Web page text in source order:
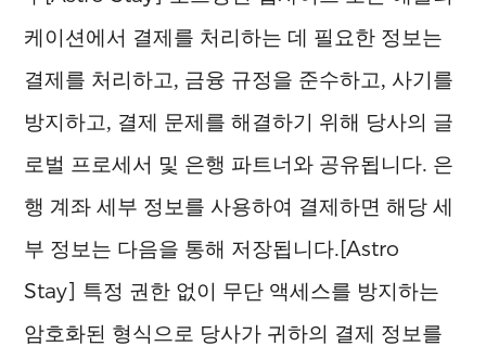
케이션에서 결제를 처리하는 데 필요한 정보는
결제를 처리하고, 금융 규정을 준수하고, 사기를
방지하고, 결제 문제를 해결하기 위해 당사의 글
로벌 프로세서 및 은행 파트너와 공유됩니다. 은
행 계좌 세부 정보를 사용하여 결제하면 해당 세
부 정보는 다음을 통해 저장됩니다.[Astro
Stay] 특정 권한 없이 무단 액세스를 방지하는
암호화된 형식으로 당사가 귀하의 결제 정보를